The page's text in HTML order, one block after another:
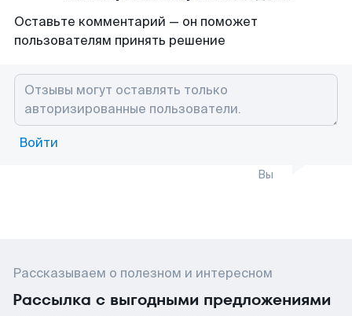
Оставьте комментарий — он поможет
пользователям принять решение
Войти
Вы
Рассказываем о полезном и интересном
Рассылка с выгодными предложениями